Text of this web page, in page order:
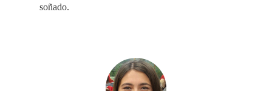
soñado.